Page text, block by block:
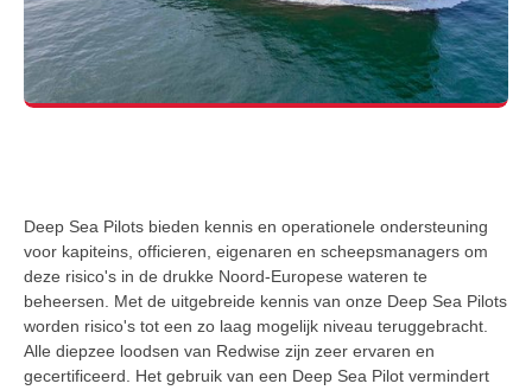
Deep Sea Pilots bieden kennis en operationele ondersteuning
voor kapiteins, officieren, eigenaren en scheepsmanagers om
deze risico's in de drukke Noord-Europese wateren te
beheersen. Met de uitgebreide kennis van onze Deep Sea Pilots
worden risico's tot een zo laag mogelijk niveau teruggebracht.
Alle diepzee loodsen van Redwise zijn zeer ervaren en
gecertificeerd. Het gebruik van een Deep Sea Pilot vermindert